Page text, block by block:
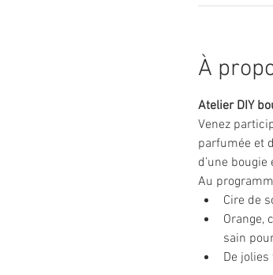
À
Atelier DIY
Venez
parfumée et
d’une
Au
Cire de
Orange,
sain
De